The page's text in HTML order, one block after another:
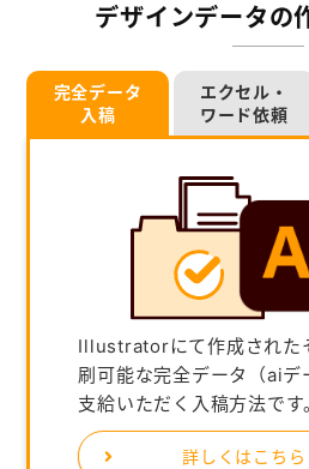
デザインデータの
完全データ
入稿
エクセル・
ワード依頼
Illustratorにて作成された
刷可能な完全データ（aiデ
支給いただく入稿方法です
詳しくはこちら